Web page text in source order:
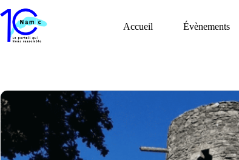
au
contenu
Accueil Évènements